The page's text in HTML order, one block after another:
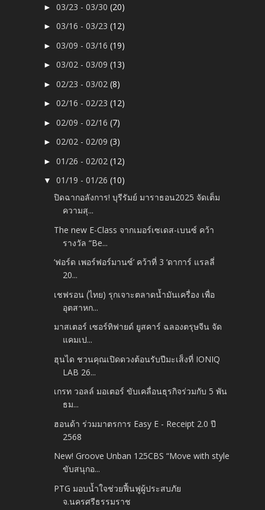
►03/23 - 03/30(20)
►03/16 - 03/23(12)
►03/09 - 03/16(19)
►03/02 - 03/09(13)
►02/23 - 03/02(8)
►02/16 - 02/23(12)
►02/09 - 02/16(7)
►02/02 - 02/09(3)
►01/26 - 02/02(12)
▼01/19 - 01/26(10)
ปิดฉากอลังการ! บุรีรัมย์ มาราธอน2025 จัดเต็ม
ความสุ...
The new E-Class จากเมอร์เซเดส-เบนซ์ คว้า
รางวัล “Be...
‘ฟอร์ด เพอร์ฟอร์มานซ์’ คว้าที่ 3 ‘ดาการ์ แรลลี่
20...
เชฟรอน (ไทย) รุกเจาะตลาดน้ำมันเครื่อง เพื่อ
อุตสาหก...
มาสเตอร์ เซอร์ทิฟายด์ ยูสคาร์ ฉลองตรุษจีน จัด
แคมเป...
ฮุนได ชวนคุณเปิดดวงต้อนรับปีมะเส็งที่ IONIQ
LAB 26...
เกรท วอลล์ มอเตอร์ ขับเคลื่อนธุรกิจร่วมกับ 5 พัน
ธม...
ฮอนด้า ร่วมมาตรการ Easy E - Receipt 2.0 ปี
2568
New! Groove Unban 125CBS “Move with style
ขับสนุกอ...
PTG มอบน้ำใจช่วยฟื้นฟูผู้ประสบภัย
จ.นครศรีธรรมราช